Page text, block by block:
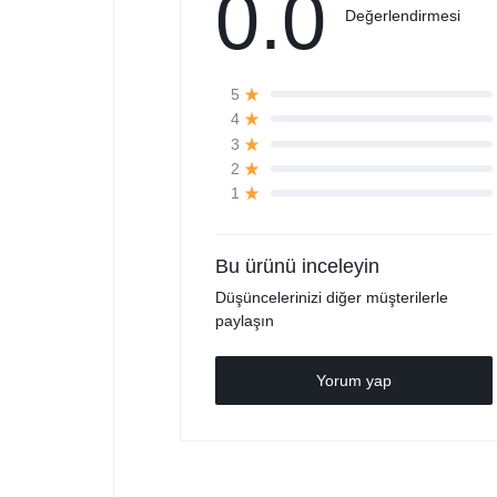
0.0
Değerlendirmesi
5
4
3
2
1
Bu ürünü inceleyin
Düşüncelerinizi diğer müşterilerle
paylaşın
Yorum yap